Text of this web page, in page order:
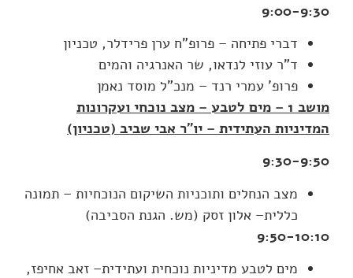
9:00-9:30
דברי פתיחה – פרופ"ח ערן פרידלר, טכניון
ד"ר עוזי לנדאו, שר האנרגיה והמים
פרופ' עמרי רנד – מנכ"ל מוסד נאמן
מושב 1 – מים לטבע – מצב נוכחי ועקרונות
המדיניות העתידית – יו"ר אבי שביב (טכניון)
9:30-9:50
מצב הנחלים ותוכניות השיקום הנוכחיות – תמונה
כללית– אלון זסק (מש. הגנת הסביבה)
9:50-10:10
מים לטבע מדיניות נוכחית ועתידית– זאב אחיפז,